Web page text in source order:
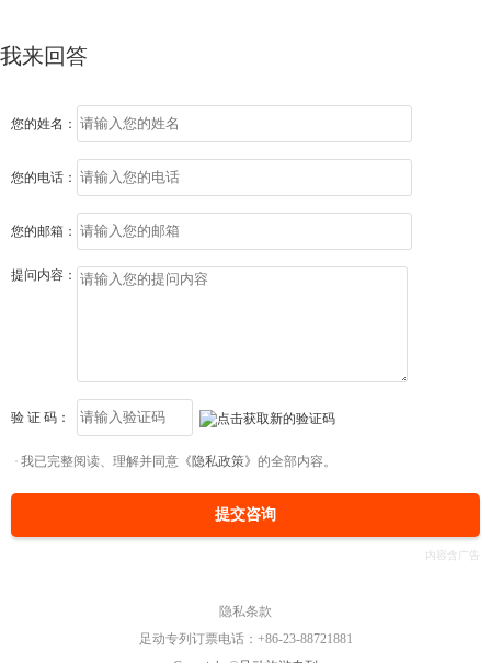
我来回答
您的姓名：
您的电话：
您的邮箱：
提问内容：
验 证 码：
我已完整阅读、理解并同意 《隐私政策》 的全部内容。
提交咨询
隐私条款
足动专列订票电话：+86-23-88721881